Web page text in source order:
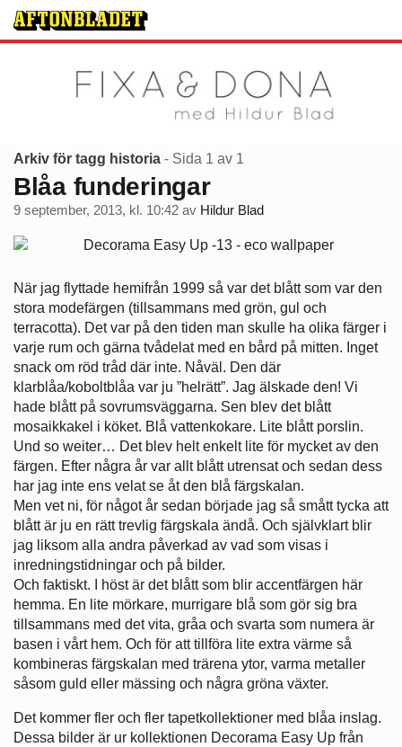
Arkiv för tagg historia - Sida 1 av 1
Blåa funderingar
9 september, 2013, kl. 10:42 av Hildur Blad
När jag flyttade hemifrån 1999 så var det blått som var den
stora modefärgen (tillsammans med grön, gul och
terracotta). Det var på den tiden man skulle ha olika färger i
varje rum och gärna tvådelat med en bård på mitten. Inget
snack om röd tråd där inte. Nåväl. Den där
klarblåa/koboltblåa var ju ”helrätt”. Jag älskade den! Vi
hade blått på sovrumsväggarna. Sen blev det blått
mosaikkakel i köket. Blå vattenkokare. Lite blått porslin.
Und so weiter… Det blev helt enkelt lite för mycket av den
färgen. Efter några år var allt blått utrensat och sedan dess
har jag inte ens velat se åt den blå färgskalan.
Men vet ni, för något år sedan började jag så smått tycka att
blått är ju en rätt trevlig färgskala ändå. Och självklart blir
jag liksom alla andra påverkad av vad som visas i
inredningstidningar och på bilder.
Och faktiskt. I höst är det blått som blir accentfärgen här
hemma. En lite mörkare, murrigare blå som gör sig bra
tillsammans med det vita, gråa och svarta som numera är
basen i vårt hem. Och för att tillföra lite extra värme så
kombineras färgskalan med trärena ytor, varma metaller
såsom guld eller mässing och några gröna växter.
Det kommer fler och fler tapetkollektioner med blåa inslag.
Dessa bilder är ur kollektionen Decorama Easy Up från